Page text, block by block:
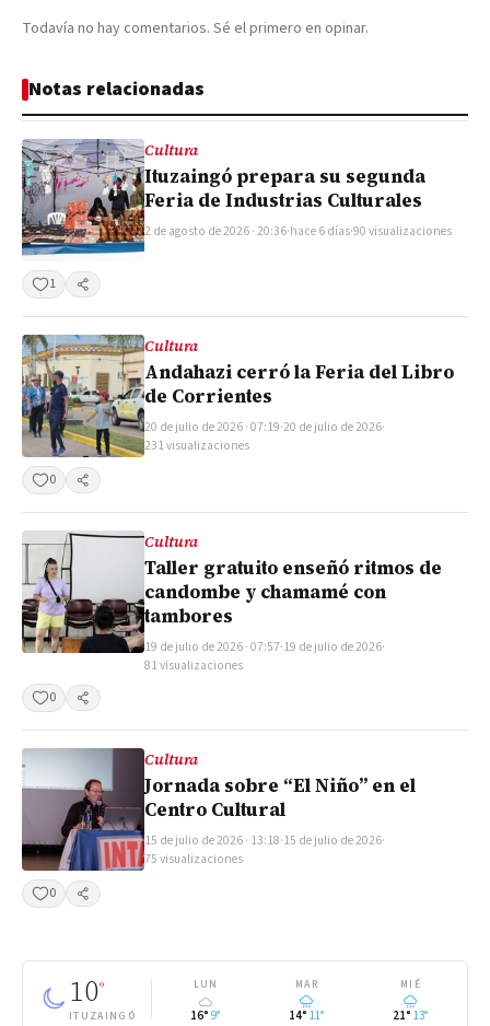
Todavía no hay comentarios. Sé el primero en opinar.
Notas relacionadas
Cultura
Ituzaingó prepara su segunda
Feria de Industrias Culturales
2 de agosto de 2026 · 20:36·hace 6 días·90 visualizaciones
1 Compartir
Cultura
Andahazi cerró la Feria del Libro
de Corrientes
20 de julio de 2026 · 07:19·20 de julio de 2026·
231 visualizaciones
0
Compartir
Cultura
Taller gratuito enseñó ritmos de
candombe y chamamé con
tambores
19 de julio de 2026 · 07:57·19 de julio de 2026·
81 visualizaciones
0
Compartir
Cultura
Jornada sobre “El Niño” en el
Centro Cultural
15 de julio de 2026 · 13:18·15 de julio de 2026·
75 visualizaciones
0
Compartir
10°
ITUZAINGÓ
LUN
16° 9°
MAR
14° 11°
MIÉ
21° 13°